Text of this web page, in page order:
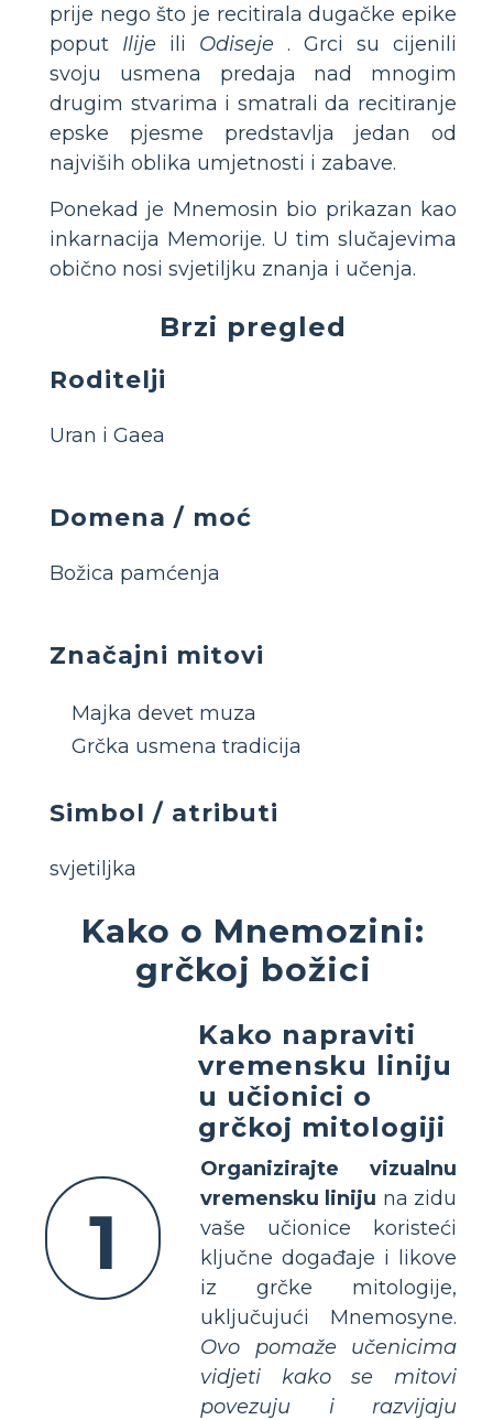
prije nego što je recitirala dugačke epike
poput Ilije ili Odiseje . Grci su cijenili
svoju usmena predaja nad mnogim
drugim stvarima i smatrali da recitiranje
epske pjesme predstavlja jedan od
najviših oblika umjetnosti i zabave.
Ponekad je Mnemosin bio prikazan kao
inkarnacija Memorije. U tim slučajevima
obično nosi svjetiljku znanja i učenja.
Brzi pregled
Roditelji
Uran i Gaea
Domena / moć
Božica pamćenja
Značajni mitovi
Majka devet muza
Grčka usmena tradicija
Simbol / atributi
svjetiljka
Kako o Mnemozini:
grčkoj božici
1
Kako napraviti
vremensku liniju
u učionici o
grčkoj mitologiji
Organizirajte vizualnu
vremensku liniju na zidu
vaše učionice koristeći
ključne događaje i likove
iz grčke mitologije,
uključujući Mnemosyne.
Ovo pomaže učenicima
vidjeti kako se mitovi
povezuju i razvijaju